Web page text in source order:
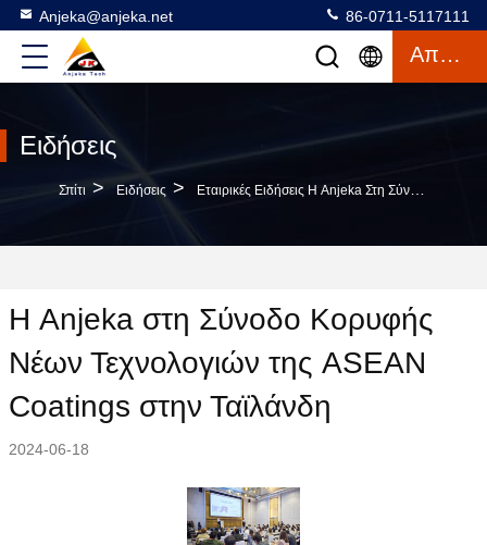
Anjeka@anjeka.net 86-0711-5117111
Απόσπασμα
Ειδήσεις
Σπίτι > Ειδήσεις > Εταιρικές Ειδήσεις Η Anjeka Στη Σύνοδο Κορυφής Νέων Τεχνολογιών Της ASEAN Coatings Στην Ταϊλάνδη
Η Anjeka στη Σύνοδο Κορυφής
Νέων Τεχνολογιών της ASEAN
Coatings στην Ταϊλάνδη
2024-06-18